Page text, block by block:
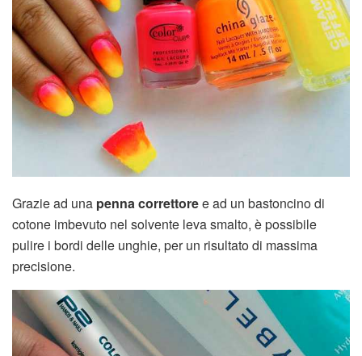
Grazie ad una penna correttoree ad un bastoncino di
cotone imbevuto nel solvente leva smalto, è possibile
pulire i bordi delle unghie, per un risultato di massima
precisione.